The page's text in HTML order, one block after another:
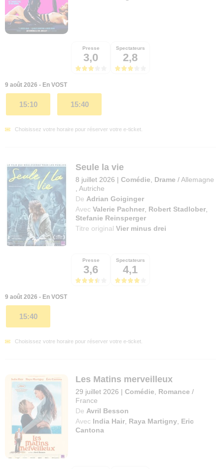
Presse
3,0
Spectateurs
2,8
9 août 2026 - En VOST
15:10 15:40
Choisissez votre horaire pour réserver votre e-ticket.
Seule la vie
8 juillet 2026 | Comédie Drame / Allemagne
,Autriche
De Adrian Goiginger
Avec Valerie Pachner Robert Stadlober
Stefanie Reinsperger
Titre originalVier minus drei
Presse
3,6
Spectateurs
4,1
9 août 2026 - En VOST
15:40
Choisissez votre horaire pour réserver votre e-ticket.
Les Matins merveilleux
29 juillet 2026 | Comédie Romance /
France
De Avril Besson
Avec India Hair Raya Martigny Eric
Cantona